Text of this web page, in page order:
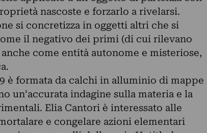
nascoste e forzarlo a rivelarsi.
si concretizza in oggetti altri che si
il negativo dei primi (di cui rilevano
come entità autonome e misteriose,
è formata da calchi in alluminio di mappe
un’accurata indagine sulla materia e la
Elia Cantori è interessato alle
e congelare azioni elementari